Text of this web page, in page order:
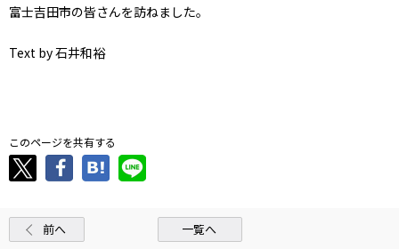
富士吉田市の皆さんを訪ねました。
Text by 石井和裕
このページを共有する
前へ 一覧へ